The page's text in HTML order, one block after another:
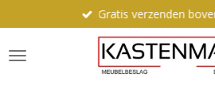
direct
naar
de
Gratis verzenden